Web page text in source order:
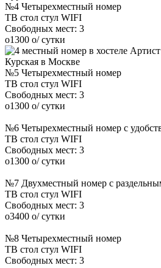
№4 Четырехместный номер
ТВ стол стул WIFI
Свободных мест: 3
o1300 o/ сутки
№5 Четырехместный номер
ТВ стол стул WIFI
Свободных мест: 3
o1300 o/ сутки
№6 Четырехместный номер с
ТВ стол стул WIFI
Свободных мест: 3
o1300 o/ сутки
№7 Двухместный номер с
ТВ стол стул WIFI
Свободных мест: 3
o3400 o/ сутки
№8 Четырехместный номер
ТВ стол стул WIFI
Свободных мест: 3